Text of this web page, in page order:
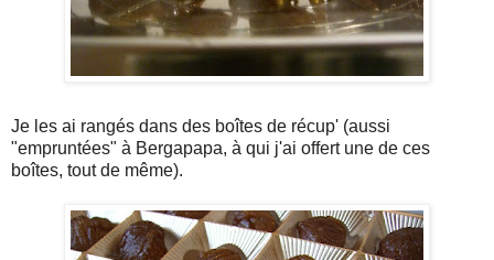
Je les ai rangés dans des boîtes de récup' (aussi
"empruntées" à Bergapapa, à qui j'ai offert une de ces
boîtes, tout de même).